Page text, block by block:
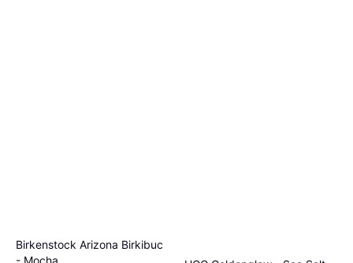
Birkenstock Arizona Birkibuc